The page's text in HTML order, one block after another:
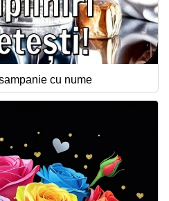
cu nume